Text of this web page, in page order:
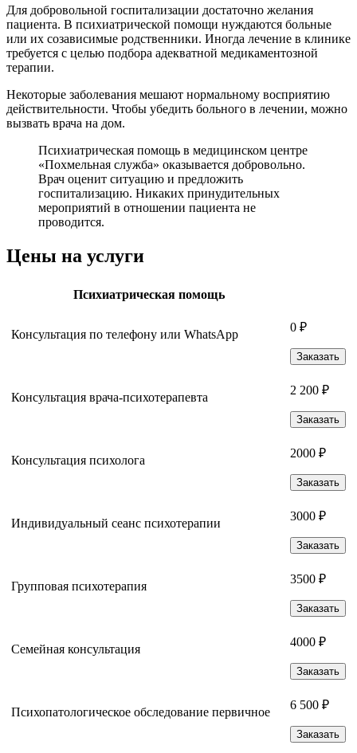
Для добровольной госпитализации достаточно желания
пациента. В психиатрической помощи нуждаются больные
или их созависимые родственники. Иногда лечение в клинике
требуется с целью подбора адекватной медикаментозной
терапии.
Некоторые заболевания мешают нормальному восприятию
действительности. Чтобы убедить больного в лечении, можно
вызвать врача на дом.
Психиатрическая помощь в медицинском центре
«Похмельная служба» оказывается добровольно.
Врач оценит ситуацию и предложить
госпитализацию. Никаких принудительных
мероприятий в отношении пациента не
проводится.
Цены на услуги
Психиатрическая помощь
Консультация по телефону или WhatsApp
0 ₽
Заказать
Консультация врача-психотерапевта
2 200 ₽
Заказать
Консультация психолога
2000 ₽
Заказать
Индивидуальный сеанс психотерапии
3000 ₽
Заказать
Групповая психотерапия
3500 ₽
Заказать
Семейная консультация
4000 ₽
Заказать
Психопатологическое обследование первичное
6 500 ₽
Заказать